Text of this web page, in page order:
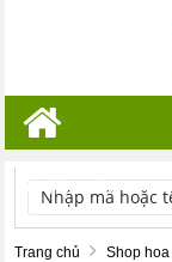
TÌM KIẾM
Trang chủ Shop